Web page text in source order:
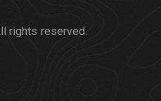
rights reserved.